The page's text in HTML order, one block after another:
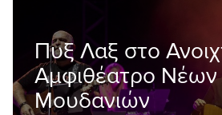
Πυξ Λαξ στο
Αμφιθέατρο Νέων
Μουδανιών